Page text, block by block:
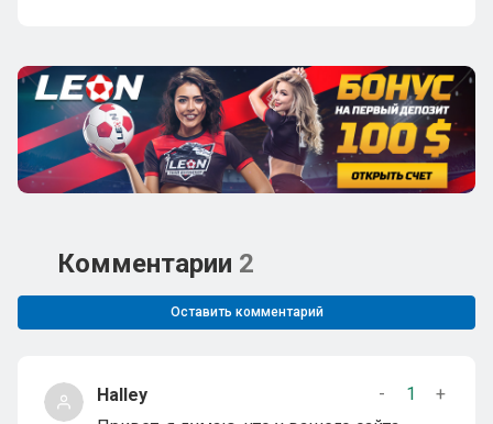
Комментарии 2
Оставить комментарий
Halley - 1
+